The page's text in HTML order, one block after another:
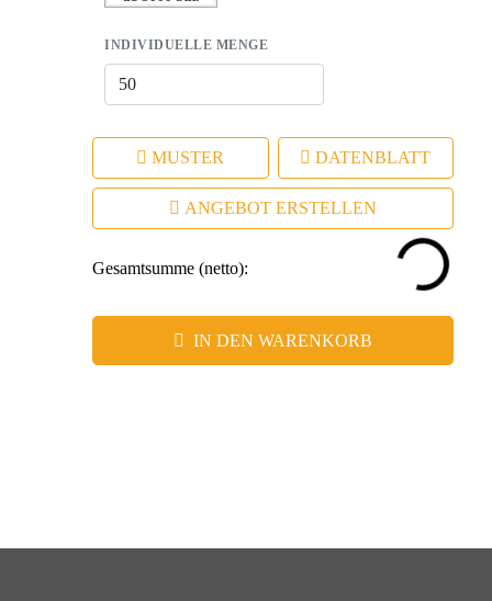
INDIVIDUELLE MENGE
MUSTER DATENBLATT
ANGEBOT ERSTELLEN
Gesamtsumme (netto):
IN DEN WARENKORB